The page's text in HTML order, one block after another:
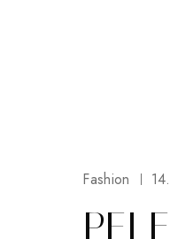
Fashion